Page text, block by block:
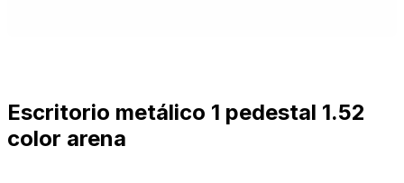
Escritorio metálico 1 pedestal 1.52
color arena